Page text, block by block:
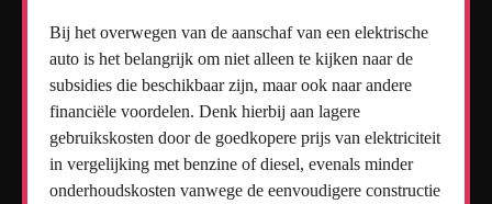
Bij het overwegen van de aanschaf van een elektrische
auto is het belangrijk om niet alleen te kijken naar de
subsidies die beschikbaar zijn, maar ook naar andere
financiële voordelen. Denk hierbij aan lagere
gebruikskosten door de goedkopere prijs van elektriciteit
in vergelijking met benzine of diesel, evenals minder
onderhoudskosten vanwege de eenvoudigere constructie